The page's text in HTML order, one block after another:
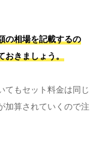
の相場を記載するの
きましょう。
てもセット料金は同じ
加算されていくので注